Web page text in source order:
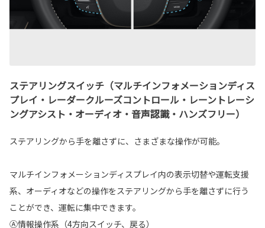
ステアリングスイッチ（マルチインフォメーションディス
プレイ・レーダークルーズコントロール・レーントレーシ
ングアシスト・オーディオ・音声認識・ハンズフリー）
ステアリングから手を離さずに、さまざまな操作が可能。
マルチインフォメーションディスプレイ内の表示切替や運転支援
系、オーディオなどの操作をステアリングから手を離さずに行う
ことができ、運転に集中できます。
Ⓐ情報操作系（4方向スイッチ、戻る）